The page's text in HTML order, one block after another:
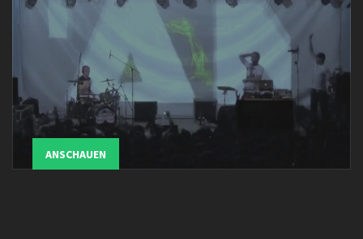
ANSCHAUEN